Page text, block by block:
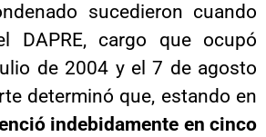
sucedieron cuando
DAPRE, cargo que ocupó
de 2004 y el 7 de agosto
determinó que, estando en
indebidamente en cinco